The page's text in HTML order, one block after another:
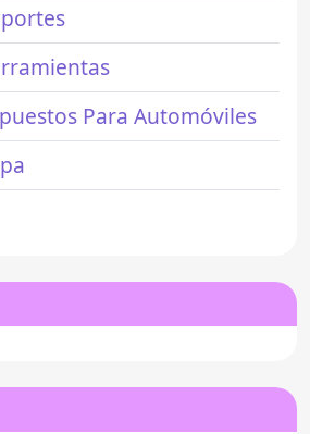
Para Automóviles